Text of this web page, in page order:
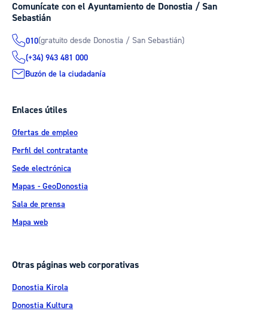
Comunícate con el Ayuntamiento de Donostia / San
Sebastián
010(gratuito desde Donostia / San Sebastián)
(+34) 943 481 000
Buzón de la ciudadanía
Enlaces útiles
Ofertas de empleo
Perfil del contratante
Sede electrónica
Mapas - GeoDonostia
Sala de prensa
Mapa web
Otras páginas web corporativas
Donostia Kirola
Donostia Kultura